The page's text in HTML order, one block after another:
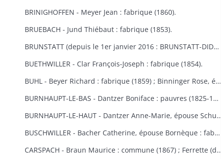
BRINIGHOFFEN - Meyer Jean : fabrique (1860).
BRUEBACH - Jund Thiébaut : fabrique (1853).
BRUNSTATT (depuis le 1er janvier 2016 : BRUNSTATT-DIDENHEIM) - Moesch François Antoine : fabrique (1818) ; Schultz Antoine : fabrique (1856) ; Voegtlin Georges : fabrique (1862).
BUETHWILLER - Clar François-Joseph : fabrique (1854).
BUHL - Beyer Richard : fabrique (1859) ; Binninger Rose, épouse Jenny : fabrique (1823) ; Cladell Reine, Hoeblen Catherine, Keck Bernard, Marbach Joseph : fabrique (1850) ; Gilg Madeleine, épouse Beck : fabrique (1829) ; Gutschenreiter Dominique : fabrique (1853) ; Hiltenbrand Dominique : fabrique (1852) ; Kungler Dominique : fabrique (1851) ; Macbacher Joseph, Neyer Dominique, Niess Jean, Tenzinger Madeleine : fabrique (1850) ; Zeny Jean : fabrique (1848).
BURNHAUPT-LE-BAS - Dantzer Boniface : pauvres (1825-1830) ; Dantzer François Joseph : fabrique (1834).
BURNHAUPT-LE-HAUT - Dantzer Anne-Marie, épouse Schuler : fabrique (1825) ; Hirth Georges : fabrique (1853) ; Kroener Thiébaut, Schwebelin Elisabeth : fabrique (1841) ; Mackerer Louis : fabrique (1846) ; Schwebelen Catherine : pauvres (1870).
BUSCHWILLER - Bacher Catherine, épouse Bornèque : fabrique (1867-1869) ; Woog Nathan : communauté israélite (1869).
CARSPACH - Braun Maurice : commune (1867) ; Ferrette (de) Jean-Baptiste : pauvres (1832).